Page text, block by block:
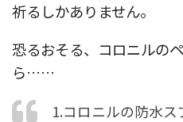
祈るしかありません。
恐るおそる、コロニルの
ら……
1.コロニルの防水